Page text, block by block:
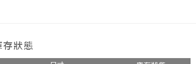
每筆NT$90，滿NT$999(含以上)免運費